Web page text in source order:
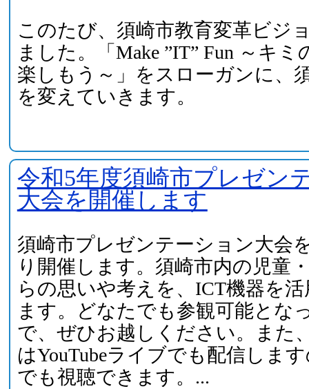
このたび、須崎市教育変革ビジ
ました。「Make ”IT” Fun ～キ
楽しもう～」をスローガンに、
を変えていきます。
令和5年度須崎市プレゼン
大会を開催します
須崎市プレゼンテーション大会
り開催します。須崎市内の児童
らの思いや考えを、ICT機器を
ます。どなたでも参観可能とな
で、ぜひお越しください。また
はYouTubeライブでも配信しま
でも視聴できます。...